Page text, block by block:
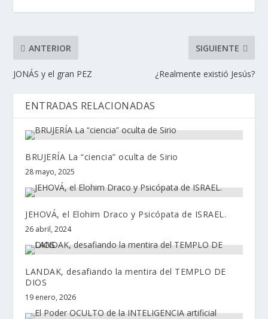
ANTERIOR
JONÁS y el gran PEZ
SIGUIENTE
¿Realmente existió Jesús?
ENTRADAS RELACIONADAS
BRUJERÍA La “ciencia” oculta de Sirio
28 mayo, 2025
JEHOVÁ, el Elohim Draco y Psicópata de ISRAEL.
26 abril, 2024
LANDAK, desafiando la mentira del TEMPLO DE
DIOS
19 enero, 2026